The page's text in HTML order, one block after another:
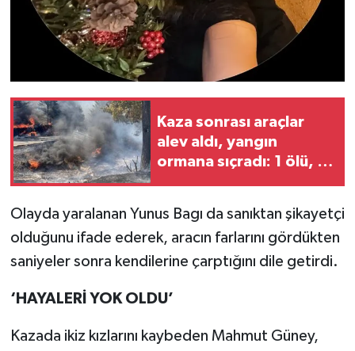
Kaza sonrası araçlar
alev aldı, yangın
ormana sıçradı: 1 ölü, 2
Olayda yaralanan Yunus Bagı da sanıktan şikayetçi
olduğunu ifade ederek, aracın farlarını gördükten
saniyeler sonra kendilerine çarptığını dile getirdi.
‘HAYALERİ YOK OLDU’
Kazada ikiz kızlarını kaybeden Mahmut Güney,